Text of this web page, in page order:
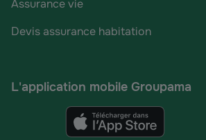
Assurance vie
Devis assurance habitation
L'application mobile Groupama